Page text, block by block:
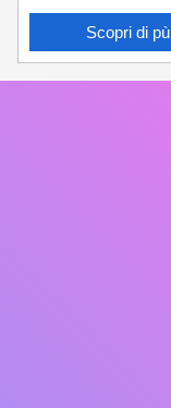
Scopri di pù